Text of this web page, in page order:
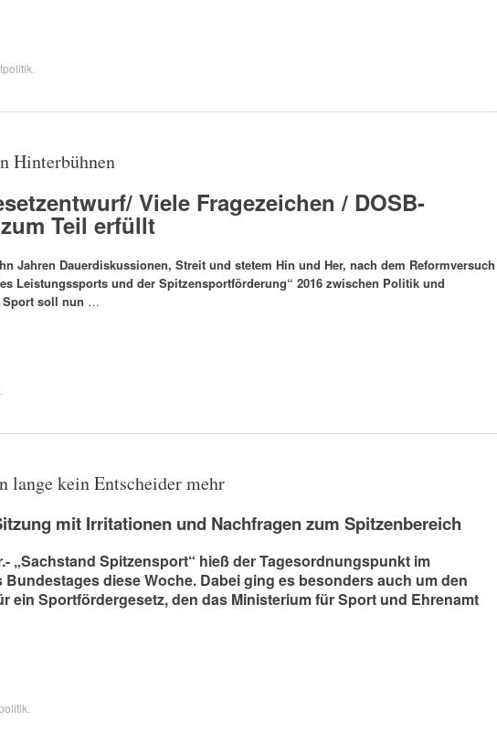
Hinterbühnen
Viele Fragezeichen / DOSB-
Teil erfüllt
Jahren Dauerdiskussionen, Streit und stetem Hin und Her, nach dem Reformversuch
Leistungssports und der Spitzensportförderung“ 2016 zwischen Politik und
soll nun …
lange kein Entscheider mehr
mit Irritationen und Nachfragen zum Spitzenbereich
„Sachstand Spitzensport“ hieß der Tagesordnungspunkt im
diese Woche. Dabei ging es besonders auch um den
ein Sportfördergesetz, den das Ministerium für Sport und Ehrenamt